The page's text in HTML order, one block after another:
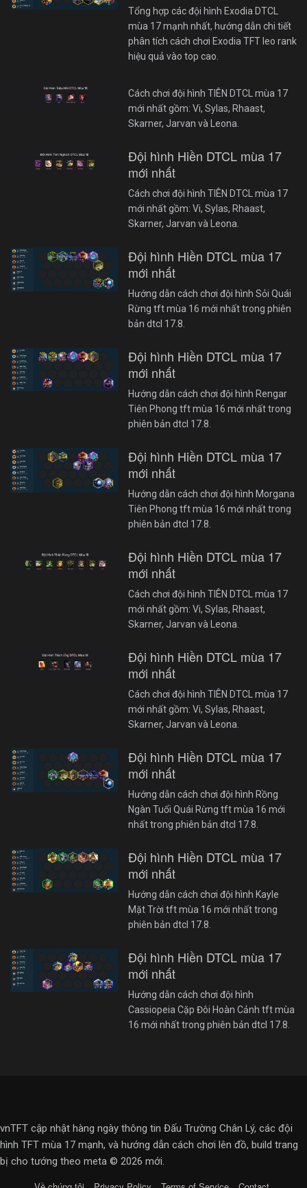
Tổng hợp các đội hình Exodia DTCL
mùa 17 mạnh nhất, hướng dẫn chi tiết
phân tích cách chơi Exodia TFT leo rank
hiệu quả vào top cao.
Cách chơi đội hình TIÊN DTCL mùa 17
mới nhất gồm: Vi, Sylas, Rhaast,
Skarner, Jarvan và Leona.
Đội hình Hiền DTCL mùa 17
mới nhất
Cách chơi đội hình TIÊN DTCL mùa 17
mới nhất gồm: Vi, Sylas, Rhaast,
Skarner, Jarvan và Leona.
Đội hình Hiền DTCL mùa 17
mới nhất
Hướng dẫn cách chơi đội hình Sỏi Quái
Rừng tft mùa 16 mới nhất trong phiên
bản dtcl 17.8.
Đội hình Hiền DTCL mùa 17
mới nhất
Hướng dẫn cách chơi đội hình Rengar
Tiên Phong tft mùa 16 mới nhất trong
phiên bản dtcl 17.8.
Đội hình Hiền DTCL mùa 17
mới nhất
Hướng dẫn cách chơi đội hình Morgana
Tiên Phong tft mùa 16 mới nhất trong
phiên bản dtcl 17.8.
Đội hình Hiền DTCL mùa 17
mới nhất
Cách chơi đội hình TIÊN DTCL mùa 17
mới nhất gồm: Vi, Sylas, Rhaast,
Skarner, Jarvan và Leona.
Đội hình Hiền DTCL mùa 17
mới nhất
Cách chơi đội hình TIÊN DTCL mùa 17
mới nhất gồm: Vi, Sylas, Rhaast,
Skarner, Jarvan và Leona.
Đội hình Hiền DTCL mùa 17
mới nhất
Hướng dẫn cách chơi đội hình Rồng
Ngàn Tuổi Quái Rừng tft mùa 16 mới
nhất trong phiên bản dtcl 17.8.
Đội hình Hiền DTCL mùa 17
mới nhất
Hướng dẫn cách chơi đội hình Kayle
Mặt Trời tft mùa 16 mới nhất trong
phiên bản dtcl 17.8.
Đội hình Hiền DTCL mùa 17
mới nhất
Hướng dẫn cách chơi đội hình
Cassiopeia Cặp Đôi Hoàn Cảnh tft mùa
16 mới nhất trong phiên bản dtcl 17.8.
vnTFT cập nhật hàng ngày thông tin Đấu Trường Chân Lý, các đội
hình TFT mùa 17 mạnh, và hướng dẫn cách chơi lên đồ, build trang
bị cho tướng theo meta © 2026 mới.